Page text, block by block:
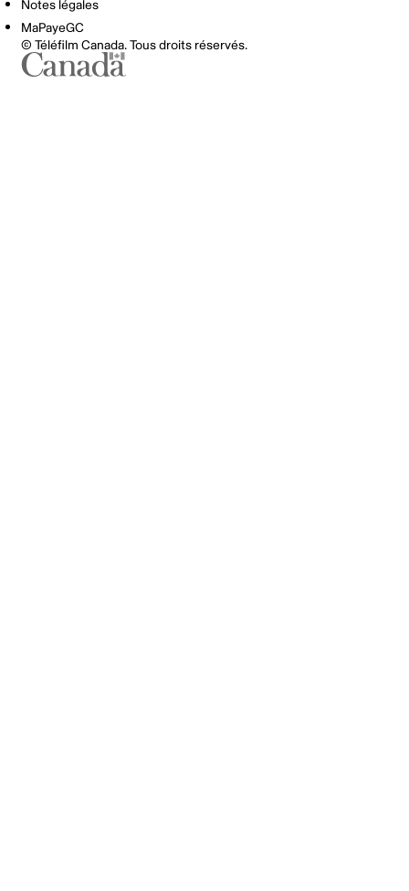
Notes légales
MaPayeGC
© Téléfilm Canada. Tous droits réservés.